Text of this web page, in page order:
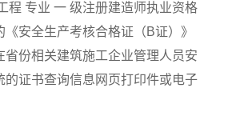
程 专业 一 级注册建造师执业资格
安全生产考核合格证（B证）》
省份相关建筑施工企业管理人员安
的证书查询信息网页打印件或电子